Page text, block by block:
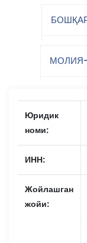
Юридик
номи:
ИНН:
Жойлашган
жойи: